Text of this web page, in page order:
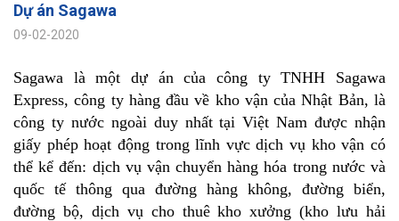
Dự án Sagawa
09-02-2020
Sagawa là một dự án của công ty TNHH Sagawa
Express, công ty hàng đầu về kho vận của Nhật Bản, là
công ty nước ngoài duy nhất tại Việt Nam được nhận
giấy phép hoạt động trong lĩnh vực dịch vụ kho vận có
thể kể đến: dịch vụ vận chuyển hàng hóa trong nước và
quốc tế thông qua đường hàng không, đường biển,
đường bộ, dịch vụ cho thuê kho xưởng (kho lưu hải